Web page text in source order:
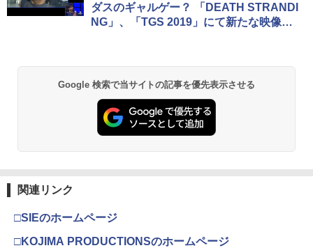
ダスのギャルゲー？ 「DEATH STRANDI
NG」、「TGS 2019」にて新たな映像が
Google 検索で当サイトの記事を優先表示させる
関連リンク
□SIEのホームページ
□KOJIMA PRODUCTIONSのホームページ